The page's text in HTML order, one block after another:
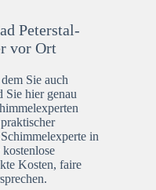
Peterstal-
vor Ort
Sie auch
Sie hier genau
in
Kosten, faire